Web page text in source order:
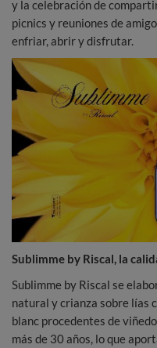
y la celebración de
picnics y reuniones de
enfriar, abrir y disfrutar.
Sublimme by Riscal, la
Sublimme by Riscal se
natural y crianza sobre lías
blanc procedentes de
más de 30 años, lo que